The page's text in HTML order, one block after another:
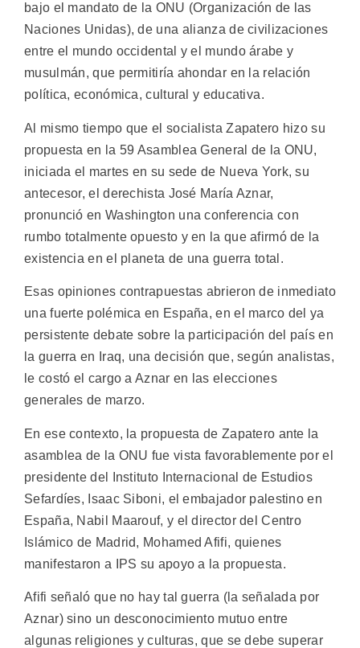
bajo el mandato de la ONU (Organización de las
Naciones Unidas), de una alianza de civilizaciones
entre el mundo occidental y el mundo árabe y
musulmán, que permitiría ahondar en la relación
política, económica, cultural y educativa.
Al mismo tiempo que el socialista Zapatero hizo su
propuesta en la 59 Asamblea General de la ONU,
iniciada el martes en su sede de Nueva York, su
antecesor, el derechista José María Aznar,
pronunció en Washington una conferencia con
rumbo totalmente opuesto y en la que afirmó de la
existencia en el planeta de una guerra total.
Esas opiniones contrapuestas abrieron de inmediato
una fuerte polémica en España, en el marco del ya
persistente debate sobre la participación del país en
la guerra en Iraq, una decisión que, según analistas,
le costó el cargo a Aznar en las elecciones
generales de marzo.
En ese contexto, la propuesta de Zapatero ante la
asamblea de la ONU fue vista favorablemente por el
presidente del Instituto Internacional de Estudios
Sefardíes, Isaac Siboni, el embajador palestino en
España, Nabil Maarouf, y el director del Centro
Islámico de Madrid, Mohamed Afifi, quienes
manifestaron a IPS su apoyo a la propuesta.
Afifi señaló que no hay tal guerra (la señalada por
Aznar) sino un desconocimiento mutuo entre
algunas religiones y culturas, que se debe superar